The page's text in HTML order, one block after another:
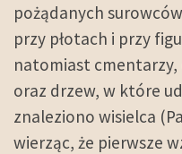
pożądanych
przy płotach i przy
natomiast
oraz drzew, w które
znaleziono wisielca
wierząc, że pierwsze